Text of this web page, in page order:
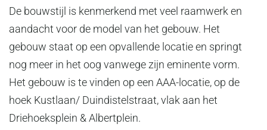
De bouwstijl is kenmerkend met veel raamwerk en
aandacht voor de model van het gebouw. Het
gebouw staat op een opvallende locatie en springt
nog meer in het oog vanwege zijn eminente vorm.
Het gebouw is te vinden op een AAA-locatie, op de
hoek Kustlaan/ Duindistelstraat, vlak aan het
Driehoeksplein & Albertplein.